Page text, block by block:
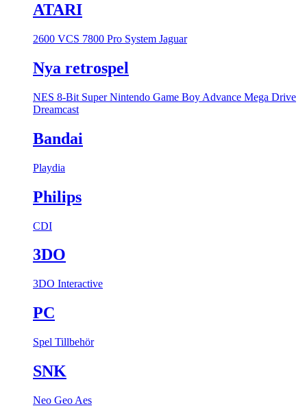
ATARI
2600 VCS 7800 Pro System Jaguar
Nya retrospel
NES 8-Bit Super Nintendo Game Boy Advance Mega Drive
Dreamcast
Bandai
Playdia
Philips
CDI
3DO
3DO Interactive
PC
Spel Tillbehör
SNK
Neo Geo Aes